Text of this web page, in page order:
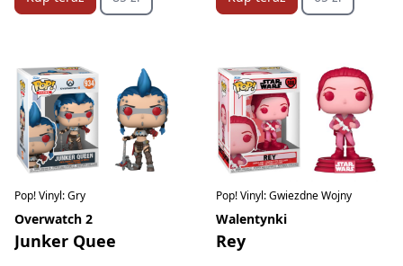
Pop! Vinyl: Gry
Overwatch 2
Junker Quee
Pop! Vinyl: Gwiezdne Wojny
Walentynki
Rey